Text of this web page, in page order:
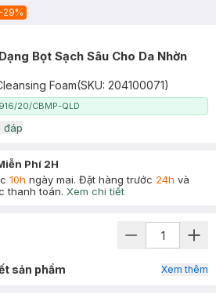
-29%
Bọt Sạch Sâu Cho Da Nhờn
Foam(SKU: 204100071)
20/CBMP-QLD
đáp
Phí 2H
10h ngày mai. Đặt hàng trước 24h và
thanh toán. Xem chi tiết
sản phẩm Xem thêm